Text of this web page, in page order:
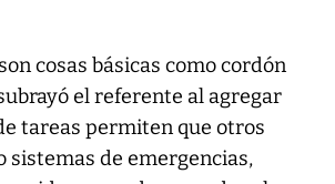
cosas básicas como cordón
el referente al agregar
tareas permiten que otros
sistemas de emergencias,